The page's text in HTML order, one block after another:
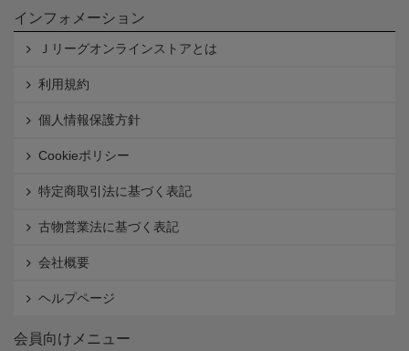
インフォメーション
Ｊリーグオンラインストアとは
利用規約
個人情報保護方針
Cookieポリシー
特定商取引法に基づく表記
古物営業法に基づく表記
会社概要
ヘルプページ
会員向けメニュー